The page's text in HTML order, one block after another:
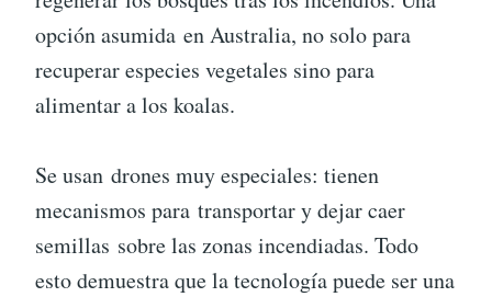
opción asumida en Australia, no solo para
recuperar especies vegetales sino para
alimentar a los koalas.
Se usan drones muy especiales: tienen
mecanismos para transportar y dejar caer
semillas sobre las zonas incendiadas. Todo
esto demuestra que la tecnología puede ser una